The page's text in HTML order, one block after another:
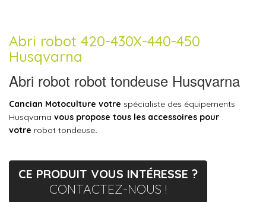
Abri robot 420-430X-440-450
Husqvarna
Abri robot robot tondeuse Husqvarna
Cancian Motoculture votre spécialiste des équipements
Husqvarna vous propose tous les accessoires pour
votre robot tondeuse.
CE PRODUIT VOUS INTÉRESSE ?
CONTACTEZ-NOUS !